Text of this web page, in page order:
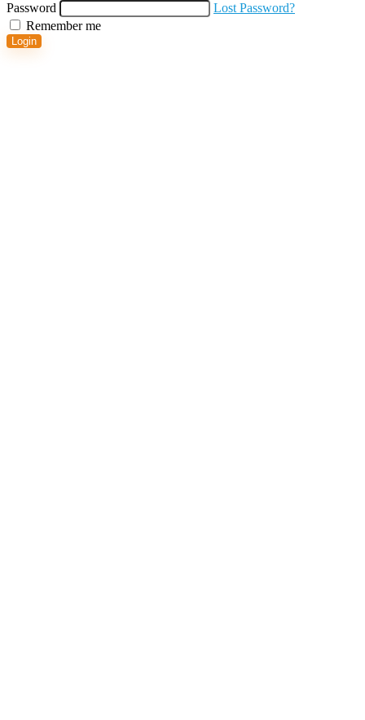
Password
Lost Password?
Remember me
Login